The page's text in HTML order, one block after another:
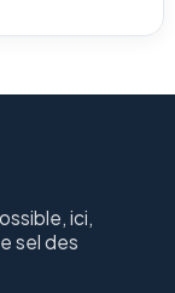
ici,
sel des